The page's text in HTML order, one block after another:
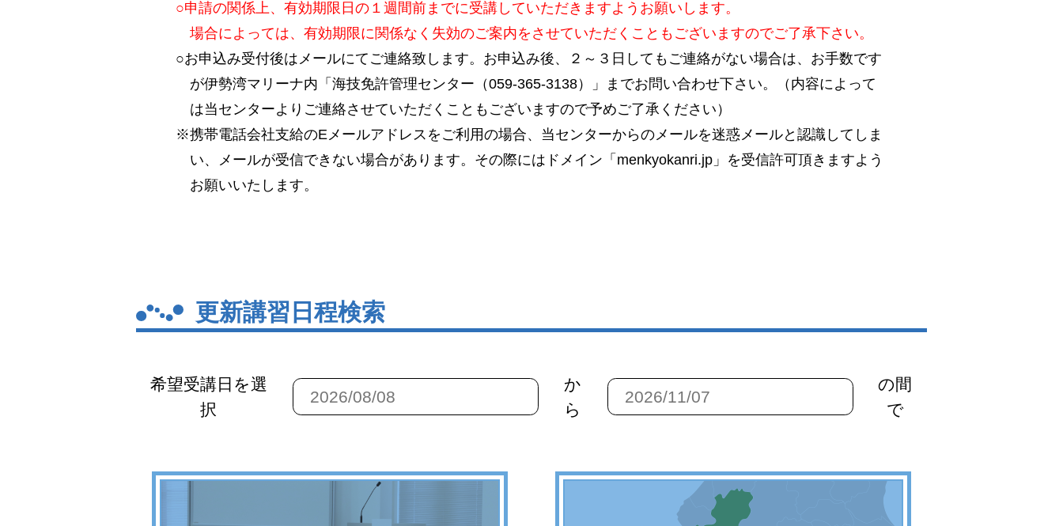
○申請の関係上、有効期限日の１週間前までに受講していただきますようお願いします。
場合によっては、有効期限に関係なく失効のご案内をさせていただくこともございますのでご了承下さい。
○お申込み受付後はメールにてご連絡致します。お申込み後、２～３日してもご連絡がない場合は、お手数です
が伊勢湾マリーナ内「海技免許管理センター（059-365-3138）」までお問い合わせ下さい。（内容によって
は当センターよりご連絡させていただくこともございますので予めご了承ください）
※携帯電話会社支給のEメールアドレスをご利用の場合、当センターからのメールを迷惑メールと認識してしま
い、メールが受信できない場合があります。その際にはドメイン「menkyokanri.jp」を受信許可頂きますよう
お願いいたします。
更新講習日程検索
希望受講日を選
択
か
ら
の間
で